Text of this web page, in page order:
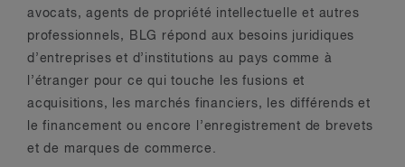
avocats, agents de propriété intellectuelle et autres
professionnels, BLG répond aux besoins juridiques
d’entreprises et d’institutions au pays comme à
l’étranger pour ce qui touche les fusions et
acquisitions, les marchés financiers, les différends et
le financement ou encore l’enregistrement de brevets
et de marques de commerce.